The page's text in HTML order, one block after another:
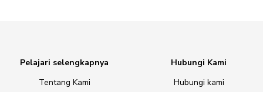
Pelajari selengkapnya
Tentang Kami
Hubungi Kami
Hubungi kami